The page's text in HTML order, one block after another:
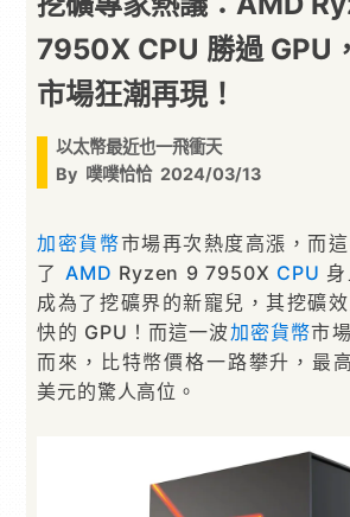
7950X CPU 勝過 GPU
市場狂潮再現！
以太幣最近也一飛衝天
By 噗噗恰恰 2024/03/13
加密貨幣市場再次熱度高漲，而
了 AMD Ryzen 9 7950X CPU
成為了挖礦界的新寵兒，其挖礦
快的 GPU！而這一波加密貨幣市
而來，比特幣價格一路攀升，最
美元的驚人高位。